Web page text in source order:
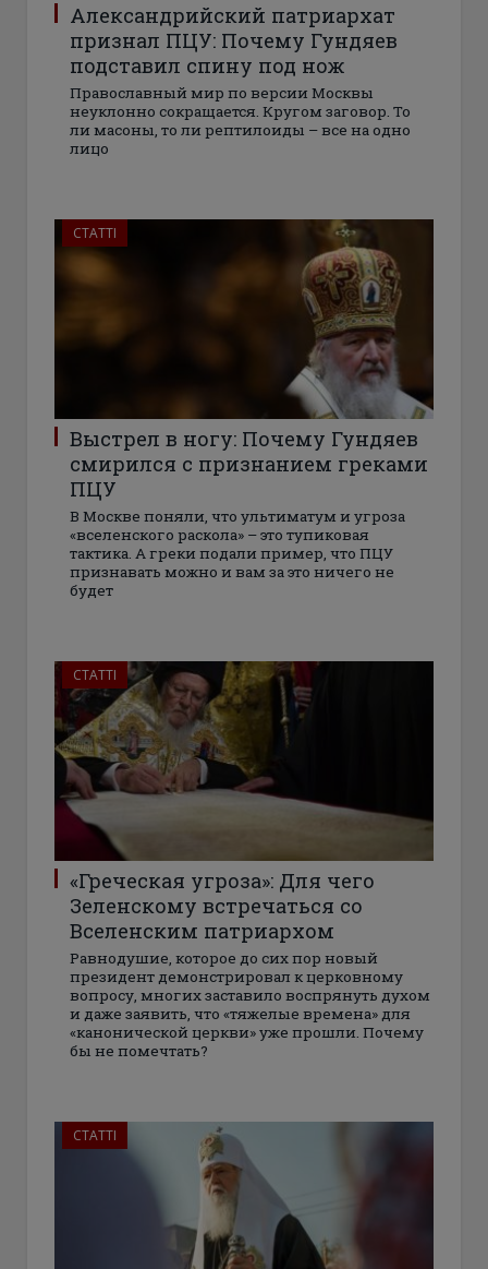
Александрийский патриархат
признал ПЦУ: Почему Гундяев
подставил спину под нож
Православный мир по версии Москвы
неуклонно сокращается. Кругом заговор. То
ли масоны, то ли рептилоиды – все на одно
лицо
СТАТТІ
Выстрел в ногу: Почему Гундяев
смирился с признанием греками
ПЦУ
В Москве поняли, что ультиматум и угроза
«вселенского раскола» – это тупиковая
тактика. А греки подали пример, что ПЦУ
признавать можно и вам за это ничего не
будет
СТАТТІ
«Греческая угроза»: Для чего
Зеленскому встречаться со
Вселенским патриархом
Равнодушие, которое до сих пор новый
президент демонстрировал к церковному
вопросу, многих заставило воспрянуть духом
и даже заявить, что «тяжелые времена» для
«канонической церкви» уже прошли. Почему
бы не помечтать?
СТАТТІ